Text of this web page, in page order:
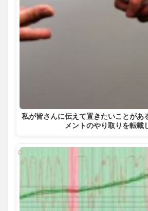
私が皆さんに伝えて置きたいことがあ
メントのやり取りを転載